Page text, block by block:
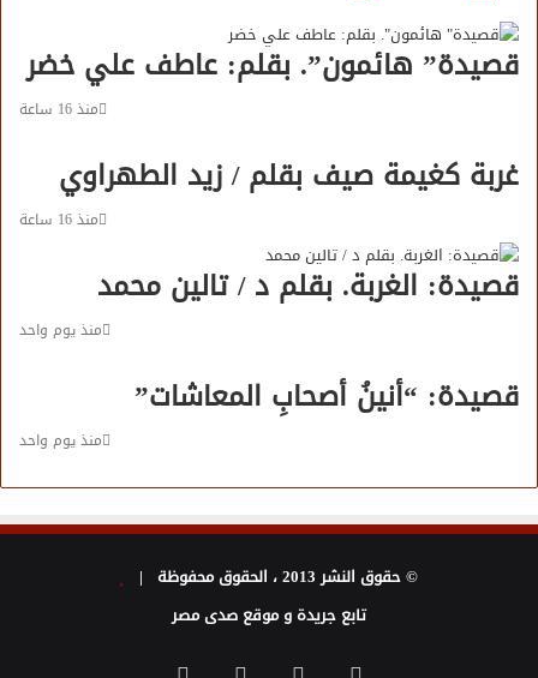
قصيدة” هائمون”. بقلم: عاطف علي خضر
منذ 16 ساعة
غربة كغيمة صيف بقلم / زيد الطهراوي
منذ 16 ساعة
قصيدة: الغربة. بقلم د / تالين محمد
منذ يوم واحد
قصيدة: “أنينُ أصحابِ المعاشات”
منذ يوم واحد
© حقوق النشر 2013 ، الحقوق محفوظة |
تابع جريدة و موقع صدى مصر